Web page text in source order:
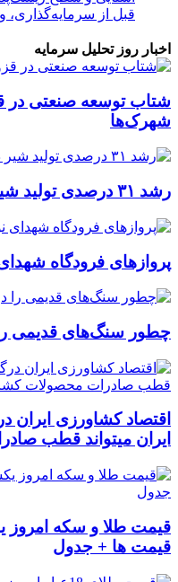
قبل از سرمایه‌گذاری،
اخبار روز تحلیل سرمایه
شتاب توسعه صنعتی در
شهرک‌ها
رشد ۳۱ درصدی تولید شیر در سیستان و بلوچستان
پروازهای فرودگاه
چطور سنگ‌های قدیمی را
اقتصاد کشاورزی ایران
ایران میتواند قطب
قیمت ها + جدول